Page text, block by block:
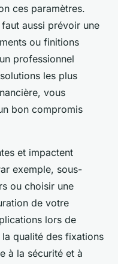
ces paramètres.
aussi prévoir une
ou finitions
professionnel
les plus
vous
bon compromis
et impactent
exemple, sous-
ou choisir une
de votre
lors de
la qualité des fixations
à la sécurité et à